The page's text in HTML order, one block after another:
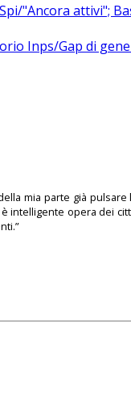
"Ancora attivi";
Inps/Gap di
mia parte già pulsare
intelligente opera dei